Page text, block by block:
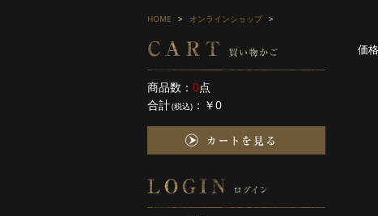
HOME オンラインショップ
価
商品数： 0点
合計(税込) ： ￥0